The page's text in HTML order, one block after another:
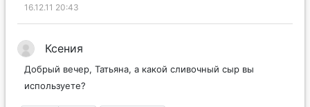
16.12.11 20:43
Ксения
Добрый вечер, Татьяна, а какой сливочный сыр вы
используете?